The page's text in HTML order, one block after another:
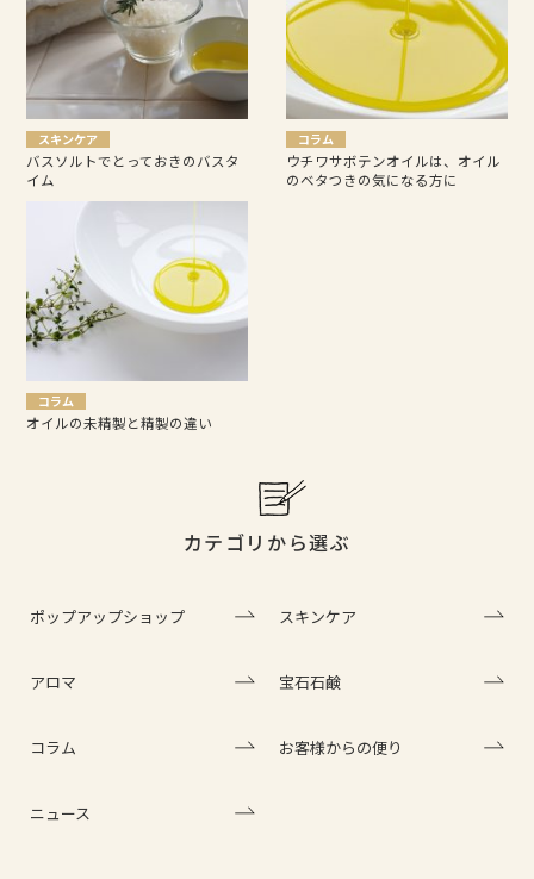
スキンケア
バスソルトでとっておきのバスタ
イム
コラム
ウチワサボテンオイルは、オイル
のベタつきの気になる方に
コラム
オイルの未精製と精製の違い
カテゴリから選ぶ
ポップアップショップ スキンケア
アロマ 宝石石鹸
コラム お客様からの便り
ニュース